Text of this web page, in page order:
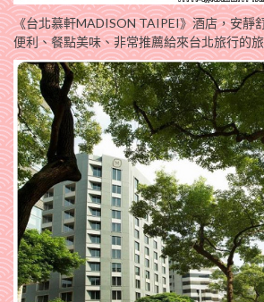
《台北慕軒MADISON TAIPEI》酒店，安靜
便利、餐點美味、非常推薦給來台北旅行的